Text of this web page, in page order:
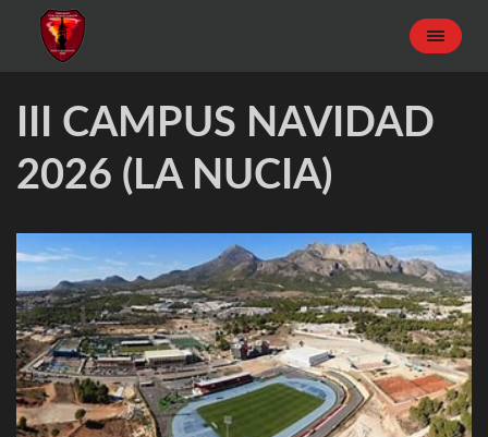
III CAMPUS NAVIDAD
2026 (LA NUCIA)